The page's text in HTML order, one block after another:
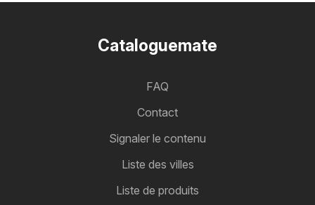
Cataloguemate
FAQ
Contact
Signaler le contenu
Liste des villes
Liste de produits